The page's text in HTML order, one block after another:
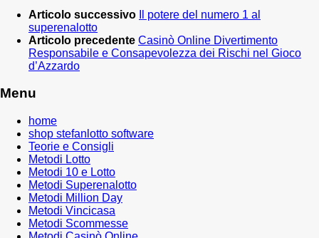
Articolo successivo
Il potere del numero 1 al
superenalotto
Articolo precedente Casinò Online Divertimento
Responsabile e Consapevolezza dei Rischi nel Gioco
d’Azzardo
Menu
home
shop stefanlotto software
Teorie e Consigli
Metodi Lotto
Metodi 10 e Lotto
Metodi Superenalotto
Metodi Million Day
Metodi Vincicasa
Metodi Scommesse